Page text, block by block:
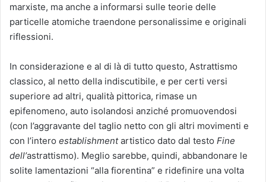
marxiste, ma anche a informarsi sulle teorie delle
particelle atomiche traendone personalissime e originali
riflessioni.
In considerazione e al di là di tutto questo, Astrattismo
classico, al netto della indiscutibile, e per certi versi
superiore ad altri, qualità pittorica, rimase un
epifenomeno, auto isolandosi anziché promuovendosi
(con l’aggravante del taglio netto con gli altri movimenti e
con l’intero establishmentartistico dato dal testo Fine
dell’astrattismo). Meglio sarebbe, quindi, abbandonare le
solite lamentazioni “alla fiorentina” e ridefinire una volta